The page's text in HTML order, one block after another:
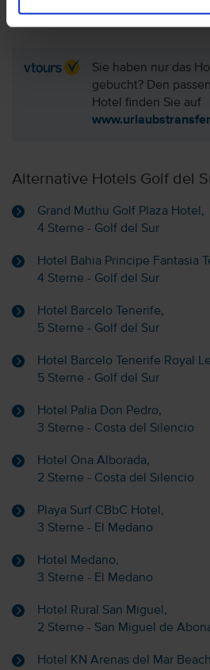
Sie haben nur das
gebucht? Den
Hotel finden Sie auf
Alternative Hotels Golf del
Grand Muthu Golf Plaza Hotel,
4 Sterne - Golf del Sur
Hotel Bahia Principe Fantasia
4 Sterne - Golf del Sur
Hotel Barcelo Tenerife,
5 Sterne - Golf del Sur
Hotel Barcelo Tenerife Royal
5 Sterne - Golf del Sur
Hotel Palia Don Pedro,
3 Sterne - Costa del Silencio
Hotel Ona Alborada,
2 Sterne - Costa del Silencio
Playa Surf CBbC Hotel,
3 Sterne - El Medano
Hotel Medano,
3 Sterne - El Medano
Hotel Rural San Miguel,
2 Sterne - San Miguel de
Hotel KN Arenas del Mar